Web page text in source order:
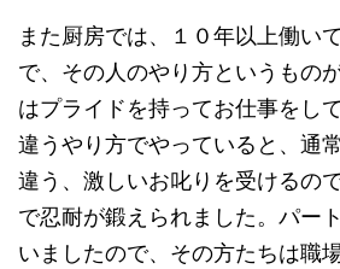
また厨房では、１０年以上働い
で、その人のやり方というもの
はプライドを持ってお仕事をし
違うやり方でやっていると、通
違う、激しいお叱りを受けるの
で忍耐が鍛えられました。パー
いましたので、その方たちは職